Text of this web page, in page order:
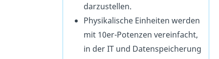
darzustellen.
Physikalische Einheiten werden
mit 10er-Potenzen vereinfacht,
in der IT und Datenspeicherung